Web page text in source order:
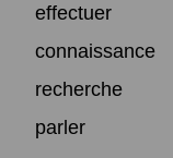
effectuer
connaissance
recherche
parler